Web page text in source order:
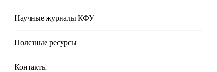
Научные журналы КФУ
Полезные реcурсы
Контакты